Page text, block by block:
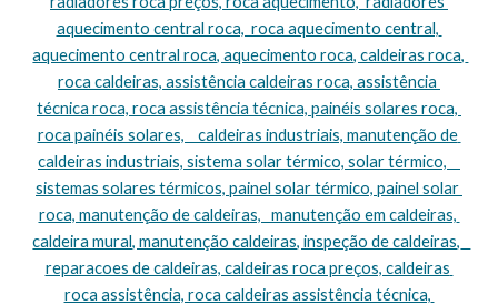
aquecimento central roca,  roca aquecimento central,
aquecimento central roca, aquecimento roca, caldeiras roca,
roca caldeiras, assistência caldeiras roca, assistência
técnica roca, roca assistência técnica, painéis solares roca,
roca painéis solares,    caldeiras industriais, manutenção de
caldeiras industriais, sistema solar térmico, solar térmico,
sistemas solares térmicos, painel solar térmico, painel solar
roca, manutenção de caldeiras,   manutenção em caldeiras,
caldeira mural, manutenção caldeiras, inspeção de caldeiras,
reparacoes de caldeiras, caldeiras roca preços, caldeiras
roca assistência, roca caldeiras assistência técnica,